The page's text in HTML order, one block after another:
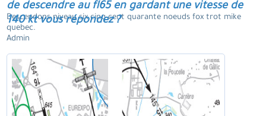
de descendre au fl65 en gardant une vitesse de
140 kt vous répondez ?
Descendons niveau six cinq cent quarante noeuds fox trot mike
quebec.
Admin